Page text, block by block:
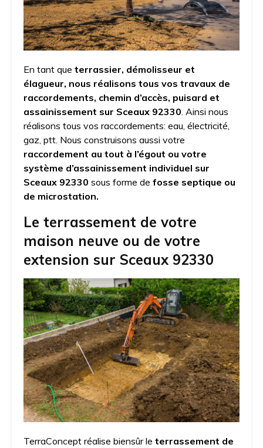
En tant que terrassier, démolisseur et
élagueur, nous réalisons tous vos travaux de
raccordements, chemin d’accès, puisard et
assainissement sur Sceaux 92330 . Ainsi nous
réalisons tous vos raccordements: eau, électricité,
gaz, ptt. Nous construisons aussi votre
raccordement au tout à l’égout ou votre
système d’assainissement individuel sur
Sceaux 92330 sous forme de fosse septique ou
de microstation.
Le terrassement de votre
maison neuve ou de votre
extension sur Sceaux 92330
TerraConcept réalise biensûr le terrassement de